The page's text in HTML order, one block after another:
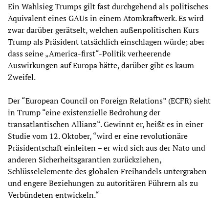
Ein Wahlsieg Trumps gilt fast durchgehend als politisches
Äquivalent eines GAUs in einem Atomkraftwerk. Es wird
zwar darüber gerätselt, welchen außenpolitischen Kurs
Trump als Präsident tatsächlich einschlagen würde; aber
dass seine „America-first“-Politik verheerende
Auswirkungen auf Europa hätte, darüber gibt es kaum
Zweifel.
Der “European Council on Foreign Relations” (ECFR) sieht
in Trump “eine existenzielle Bedrohung der
transatlantischen Allianz“. Gewinnt er, heißt es in einer
Studie vom 12. Oktober, “wird er eine revolutionäre
Präsidentschaft einleiten – er wird sich aus der Nato und
anderen Sicherheitsgarantien zurückziehen,
Schlüsselelemente des globalen Freihandels untergraben
und engere Beziehungen zu autoritären Führern als zu
Verbündeten entwickeln.“